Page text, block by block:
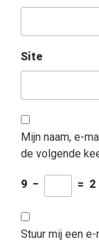
Site
Mijn naam, e-
de volgende
9 − = 2
Stuur mij een